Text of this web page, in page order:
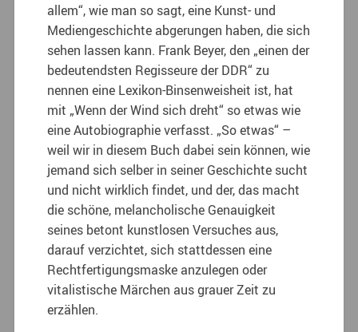
allem“, wie man so sagt, eine Kunst- und
Mediengeschichte abgerungen haben, die sich
sehen lassen kann. Frank Beyer, den „einen der
bedeutendsten Regisseure der DDR“ zu
nennen eine Lexikon-Binsenweisheit ist, hat
mit „Wenn der Wind sich dreht“ so etwas wie
eine Autobiographie verfasst. „So etwas“ –
weil wir in diesem Buch dabei sein können, wie
jemand sich selber in seiner Geschichte sucht
und nicht wirklich findet, und der, das macht
die schöne, melancholische Genauigkeit
seines betont kunstlosen Versuches aus,
darauf verzichtet, sich stattdessen eine
Rechtfertigungsmaske anzulegen oder
vitalistische Märchen aus grauer Zeit zu
erzählen.